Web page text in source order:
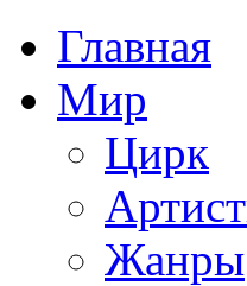
Главная
Мир
Цирк
Жанры